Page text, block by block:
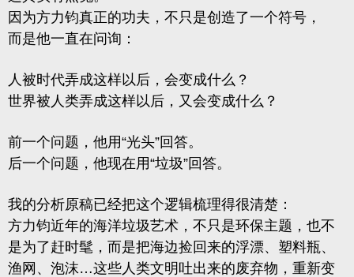
因为方力钧真正的功夫，不只是创造了一个符号，
而是他一直在问询：
人被时代弄成这样以后，会变成什么？
世界被人类弄成这样以后，又会变成什么？
前一个问题，他用“光头”回答。
后一个问题，他现在用“垃圾”回答。
我的分析原稿已经把这个逻辑梳理得很清楚：
方力钧近年的海洋垃圾艺术 ，不只是环保主题，也不
是为了赶时髦，而是把海边捡回来的浮漂、塑料瓶、
渔网、泡沫…这些人类文明吐出来的废弃物，重新变